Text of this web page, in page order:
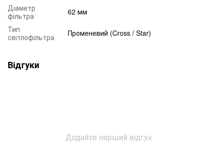
Діаметр
фільтра
62 мм
Тип
світлофільтра
Променевий (Cross / Star)
Відгуки
Додайте перший відгук